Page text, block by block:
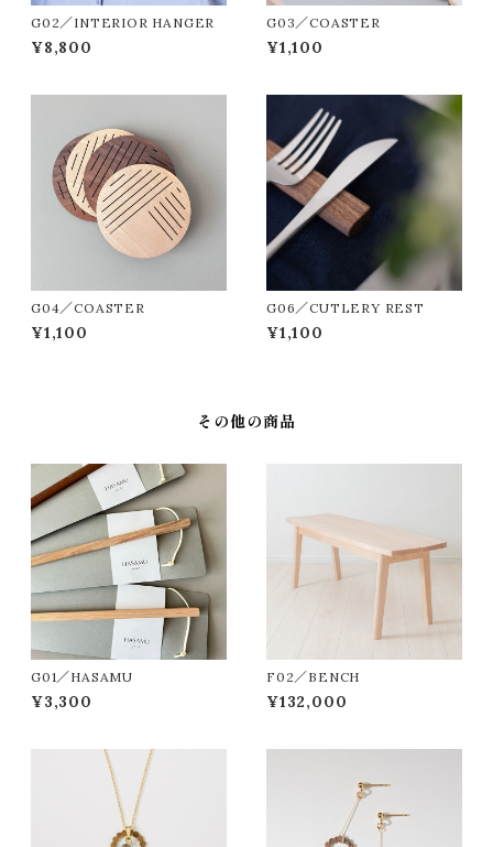
G02／INTERIOR HANGER
¥8,800
G03／COASTER
¥1,100
G04／COASTER
¥1,100
G06／CUTLERY REST
¥1,100
その他の商品
G01／HASAMU
¥3,300
F02／BENCH
¥132,000